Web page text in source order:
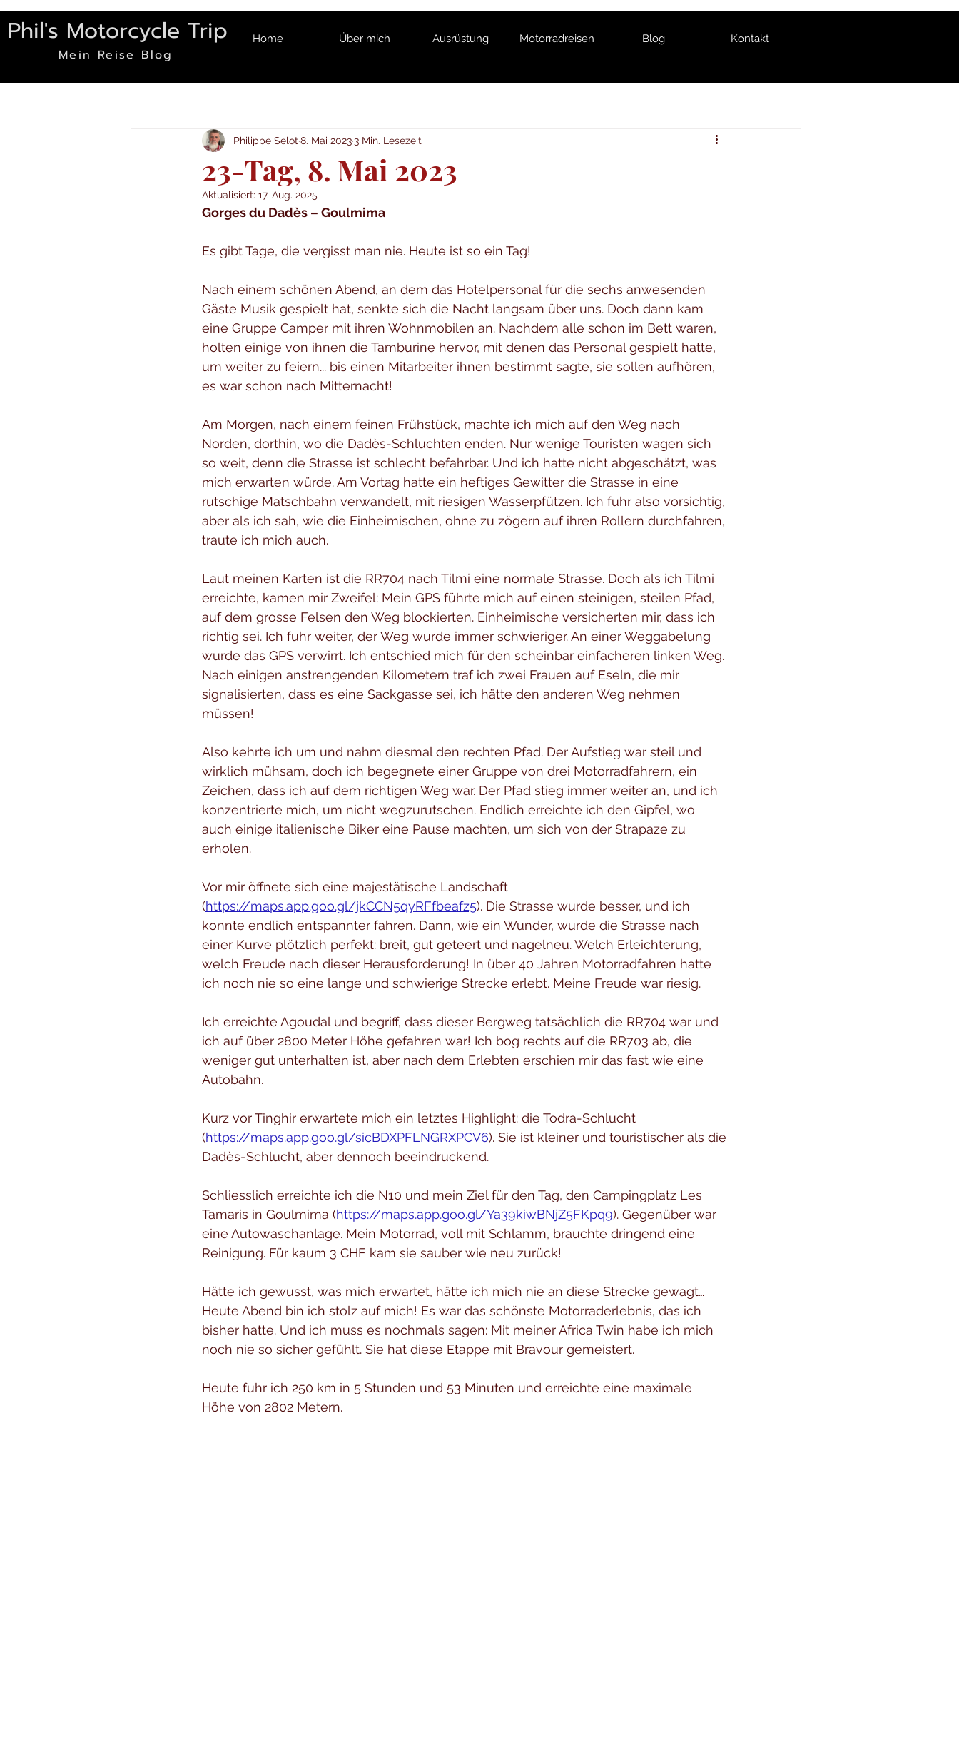
Phil's Motorcycle Trip
Mein Reise Blog
Home Über mich Ausrüstung Motorradreisen Blog Kontakt
23-Tag, 8. Mai 2023
Philippe Selot 8. Mai 20233 Min. Lesezeit
Aktualisiert: 17. Aug. 2025
Gorges du Dadès – Goulmima
Es gibt Tage, die vergisst man nie. Heute ist so ein Tag!
Nach einem schönen Abend, an dem das Hotelpersonal für die sechs anwesenden
Gäste Musik gespielt hat, senkte sich die Nacht langsam über uns. Doch dann kam
eine Gruppe Camper mit ihren Wohnmobilen an. Nachdem alle schon im Bett waren,
holten einige von ihnen die Tamburine hervor, mit denen das Personal gespielt hatte,
um weiter zu feiern... bis einen Mitarbeiter ihnen bestimmt sagte, sie sollen aufhören,
es war schon nach Mitternacht!
Am Morgen, nach einem feinen Frühstück, machte ich mich auf den Weg nach
Norden, dorthin, wo die Dadès-Schluchten enden. Nur wenige Touristen wagen sich
so weit, denn die Strasse ist schlecht befahrbar. Und ich hatte nicht abgeschätzt, was
mich erwarten würde. Am Vortag hatte ein heftiges Gewitter die Strasse in eine
rutschige Matschbahn verwandelt, mit riesigen Wasserpfützen. Ich fuhr also vorsichtig,
aber als ich sah, wie die Einheimischen, ohne zu zögern auf ihren Rollern durchfahren,
traute ich mich auch.
Laut meinen Karten ist die RR704 nach Tilmi eine normale Strasse. Doch als ich Tilmi
erreichte, kamen mir Zweifel: Mein GPS führte mich auf einen steinigen, steilen Pfad,
auf dem grosse Felsen den Weg blockierten. Einheimische versicherten mir, dass ich
richtig sei. Ich fuhr weiter, der Weg wurde immer schwieriger. An einer Weggabelung
wurde das GPS verwirrt. Ich entschied mich für den scheinbar einfacheren linken Weg.
Nach einigen anstrengenden Kilometern traf ich zwei Frauen auf Eseln, die mir
signalisierten, dass es eine Sackgasse sei, ich hätte den anderen Weg nehmen
müssen!
Also kehrte ich um und nahm diesmal den rechten Pfad. Der Aufstieg war steil und
wirklich mühsam, doch ich begegnete einer Gruppe von drei Motorradfahrern, ein
Zeichen, dass ich auf dem richtigen Weg war. Der Pfad stieg immer weiter an, und ich
konzentrierte mich, um nicht wegzurutschen. Endlich erreichte ich den Gipfel, wo
auch einige italienische Biker eine Pause machten, um sich von der Strapaze zu
erholen.
Vor mir öffnete sich eine majestätische Landschaft
(https://maps.app.goo.gl/jkCCN5qyRFfbeafz5). Die Strasse wurde besser, und ich
konnte endlich entspannter fahren. Dann, wie ein Wunder, wurde die Strasse nach
einer Kurve plötzlich perfekt: breit, gut geteert und nagelneu. Welch Erleichterung,
welch Freude nach dieser Herausforderung! In über 40 Jahren Motorradfahren hatte
ich noch nie so eine lange und schwierige Strecke erlebt. Meine Freude war riesig.
Ich erreichte Agoudal und begriff, dass dieser Bergweg tatsächlich die RR704 war und
ich auf über 2800 Meter Höhe gefahren war! Ich bog rechts auf die RR703 ab, die
weniger gut unterhalten ist, aber nach dem Erlebten erschien mir das fast wie eine
Autobahn.
Kurz vor Tinghir erwartete mich ein letztes Highlight: die Todra-Schlucht
(https://maps.app.goo.gl/sicBDXPFLNGRXPCV6). Sie ist kleiner und touristischer als die
Dadès-Schlucht, aber dennoch beeindruckend.
Schliesslich erreichte ich die N10 und mein Ziel für den Tag, den Campingplatz Les
Tamaris in Goulmima (https://maps.app.goo.gl/Ya39kiwBNjZ5FKpq9). Gegenüber war
eine Autowaschanlage. Mein Motorrad, voll mit Schlamm, brauchte dringend eine
Reinigung. Für kaum 3 CHF kam sie sauber wie neu zurück!
Hätte ich gewusst, was mich erwartet, hätte ich mich nie an diese Strecke gewagt…
Heute Abend bin ich stolz auf mich! Es war das schönste Motorraderlebnis, das ich
bisher hatte. Und ich muss es nochmals sagen: Mit meiner Africa Twin habe ich mich
noch nie so sicher gefühlt. Sie hat diese Etappe mit Bravour gemeistert.
Heute fuhr ich 250 km in 5 Stunden und 53 Minuten und erreichte eine maximale
Höhe von 2802 Metern.